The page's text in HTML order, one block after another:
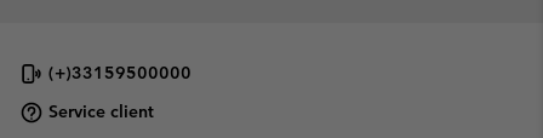
(+)33159500000
Service client